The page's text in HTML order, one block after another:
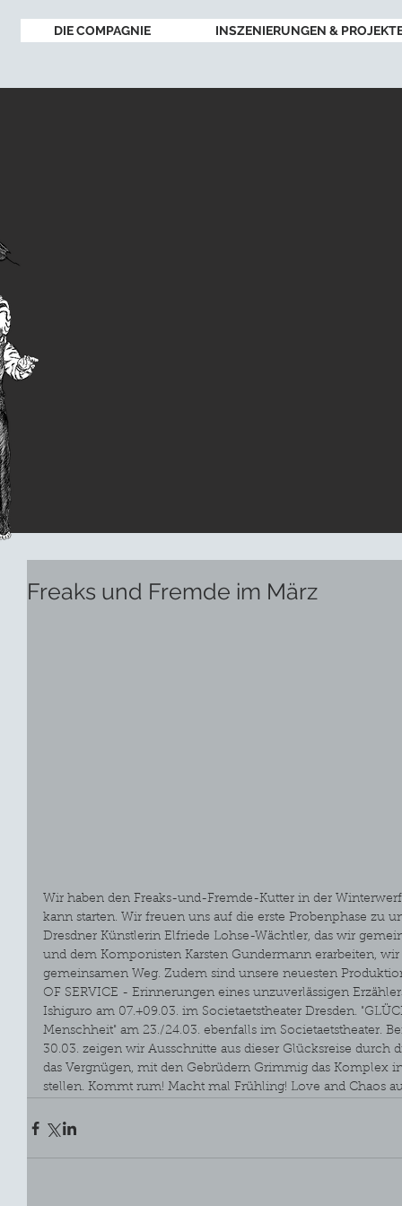
DIE COMPAGNIE INSZENIERUNGEN &
Freaks und Fremde im März
Wir haben den Freaks-und-Fremde-Kutter in der
kann starten. Wir freuen uns auf die erste Probenphase zu
Dresdner Künstlerin Elfriede Lohse-Wächtler, das wir
und dem Komponisten Karsten Gundermann erarbeiten,
gemeinsamen Weg. Zudem sind unsere neuesten
OF SERVICE - Erinnerungen eines unzuverlässigen
Ishiguro am 07.+09.03. im Societaetstheater Dresden.
Menschheit" am 23./24.03. ebenfalls im Societaetstheater.
30.03. zeigen wir Ausschnitte aus dieser Glücksreise durch
das Vergnügen, mit den Gebrüdern Grimmig das Komplex
stellen. Kommt rum! Macht mal Frühling! Love and Chaos